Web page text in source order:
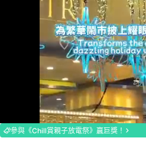
Loaded:
100.00%
參與《Chill賞親子放電祭》贏巨獎！